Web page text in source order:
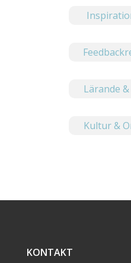
Lärande
Kultur &
KONTAKT